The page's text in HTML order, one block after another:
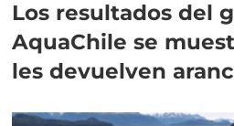
Los resultados del
AquaChile se
les devuelven